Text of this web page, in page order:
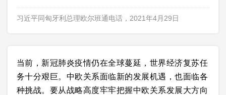
习近平同匈牙利总理欧尔班通电话，2021年4月29日
当前，新冠肺炎疫情仍在全球蔓延，世界经济复苏任
务十分艰巨。中欧关系面临新的发展机遇，也面临各
种挑战。要从战略高度牢牢把握中欧关系发展大方向